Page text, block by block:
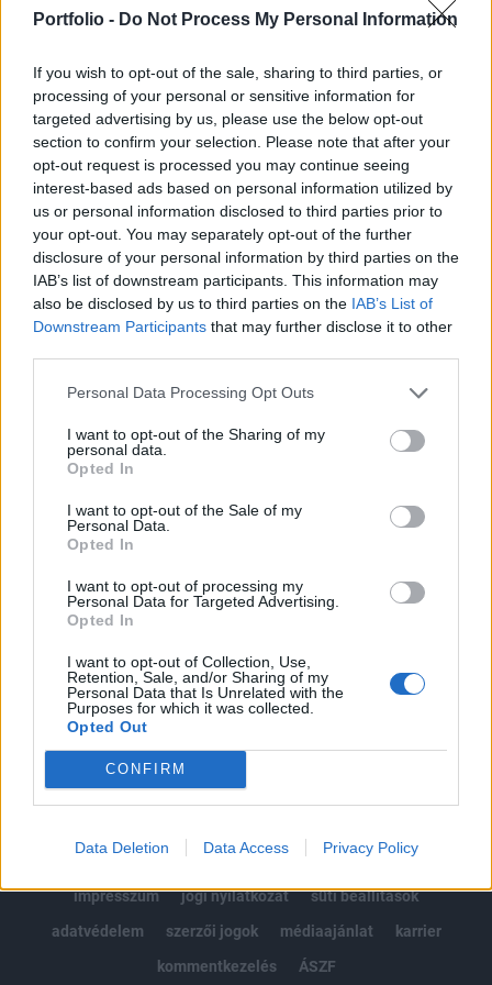
Portfolio - Do Not Process My Personal Information
If you wish to opt-out of the sale, sharing to third parties, or
processing of your personal or sensitive information for
targeted advertising by us, please use the below opt-out
section to confirm your selection. Please note that after your
opt-out request is processed you may continue seeing
interest-based ads based on personal information utilized by
us or personal information disclosed to third parties prior to
your opt-out. You may separately opt-out of the further
disclosure of your personal information by third parties on the
IAB’s list of downstream participants. This information may
also be disclosed by us to third parties on the IAB’s List of
Downstream Participants that may further disclose it to other
Personal Data Processing Opt Outs
I want to opt-out of the Sharing of my
personal data.
Opted In
I want to opt-out of the Sale of my
Personal Data.
Opted In
I want to opt-out of processing my
Personal Data for Targeted Advertising.
Opted In
I want to opt-out of Collection, Use,
Retention, Sale, and/or Sharing of my
Personal Data that Is Unrelated with the
Purposes for which it was collected.
Opted Out
CONFIRM
Data Deletion Data Access Privacy Policy
irányítási rendszerének módosításáról tárgyaljon
Nyugat-magyarországi Economic Forum 2026Október 15-
én jön a Nyugat-magyarországi Economic Forum, ami
magas szintű szakmai párbeszédet és értékes üzleti
kapcsolatokat kínál a régiós növekedés érdekében.
Részletek a linken.Információ és jelentkezésAz Akadémia
MTI-hez eljuttatott közleménye szerint a határozatban "az
elnökség - az alaptörvényben foglalt kötelességének...
KEDVES OLVASÓNK!
tartozik, melynek olvasása előfizetéses
regisztrációhoz kötött.
Az előfizetés a következőket tartalmazza:
Kötéslisták: BÉT elmúlt 2 év napon belüli
kötéslistái
Előfizetés
MÁR ELŐFIZETŐNK VAGY?BEJELENTKEZÉS
impresszum
jogi nyilatkozat
süti beállítások
adatvédelem
szerzői jogok médiaajánlat
karrier
kommentkezelés
ÁSZF